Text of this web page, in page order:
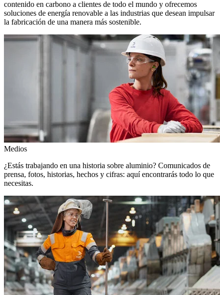
contenido en carbono a clientes de todo el mundo y ofrecemos
soluciones de energía renovable a las industrias que desean impulsar
la fabricación de una manera más sostenible.
Medios
¿Estás trabajando en una historia sobre aluminio? Comunicados de
prensa, fotos, historias, hechos y cifras: aquí encontrarás todo lo que
necesitas.